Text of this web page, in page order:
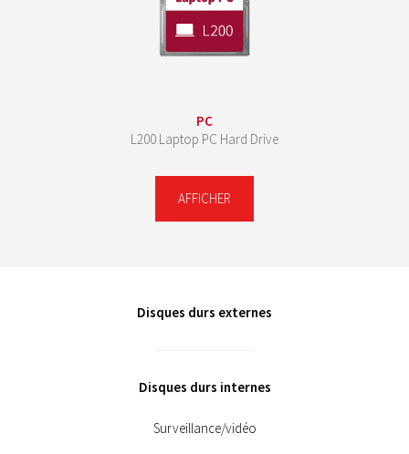
PC
L200 Laptop PC Hard Drive
AFFICHER
Disques durs externes
Disques durs internes
Surveillance/vidéo